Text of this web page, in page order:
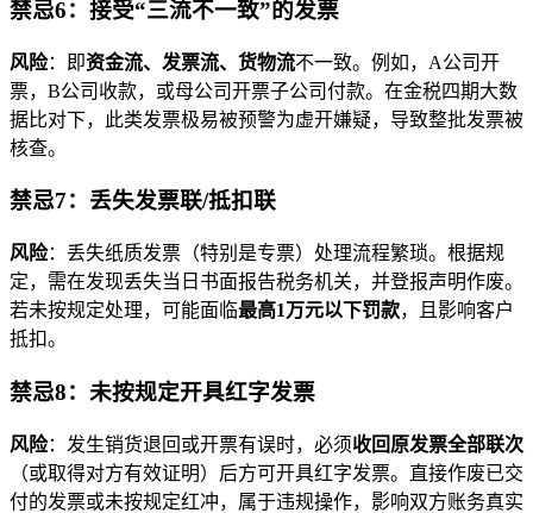
禁忌6：接受“三流不一致”的发票
风险：即资金流、发票流、货物流不一致。例如，A公司开
票，B公司收款，或母公司开票子公司付款。在金税四期大数
据比对下，此类发票极易被预警为虚开嫌疑，导致整批发票被
核查。
禁忌7：丢失发票联/抵扣联
风险：丢失纸质发票（特别是专票）处理流程繁琐。根据规
定，需在发现丢失当日书面报告税务机关，并登报声明作废。
若未按规定处理，可能面临最高1万元以下罚款，且影响客户
抵扣。
禁忌8：未按规定开具红字发票
风险：发生销货退回或开票有误时，必须收回原发票全部联次
（或取得对方有效证明）后方可开具红字发票。直接作废已交
付的发票或未按规定红冲，属于违规操作，影响双方账务真实